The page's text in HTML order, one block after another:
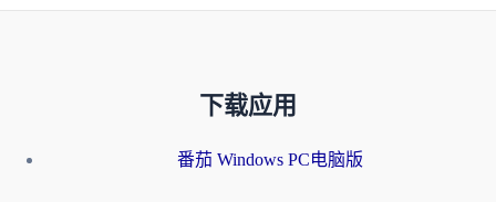
下载应用
番茄 Windows PC电脑版